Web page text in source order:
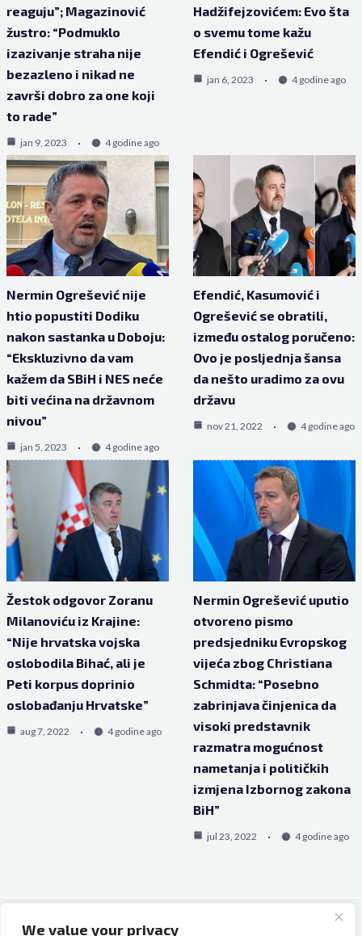
We value your privacy
reaguju”; Magazinović
žustro: “Podmuklo
izazivanje straha nije
bezazleno i nikad ne
završi dobro za one koji
to rade”
jan 9, 2023 4 godine ago
Hadžifejzovićem: Evo šta
o svemu tome kažu
Efendić i Ogrešević
jan 6, 2023 4 godine ago
Nermin Ogrešević nije
htio popustiti Dodiku
nakon sastanka u Doboju:
“Ekskluzivno da vam
kažem da SBiH i NES neće
biti većina na državnom
nivou”
jan 5, 2023 4 godine ago
Efendić, Kasumović i
Ogrešević se obratili,
između ostalog poručeno:
Ovo je posljednja šansa
da nešto uradimo za ovu
državu
nov 21, 2022 4 godine ago
Žestok odgovor Zoranu
Milanoviću iz Krajine:
“Nije hrvatska vojska
oslobodila Bihać, ali je
Peti korpus doprinio
oslobađanju Hrvatske”
aug 7, 2022 4 godine ago
Nermin Ogrešević uputio
otvoreno pismo
predsjedniku Evropskog
vijeća zbog Christiana
Schmidta: “Posebno
zabrinjava činjenica da
visoki predstavnik
razmatra mogućnost
nametanja i političkih
izmjena Izbornog zakona
BiH”
jul 23, 2022 4 godine ago